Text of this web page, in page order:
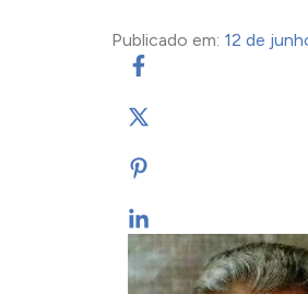
Publicado em: 12 de